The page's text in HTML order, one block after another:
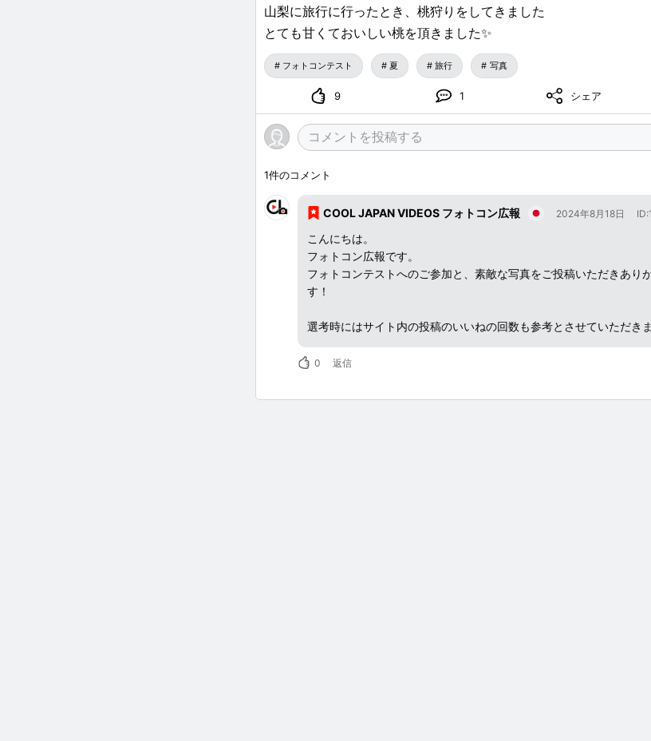
山梨に旅行に行ったとき、桃狩りをしてきました
とても甘くておいしい桃を頂きました✨️
フォトコンテスト 夏 旅行 写真
9 1 シェア
1件のコメント
COOL JAPAN VIDEOS フォトコン広報 2024年8月18日 ID:1
こんにちは。
フォトコン広報です。
フォトコンテストへのご参加と、素敵な写真をご投稿いただきあり
す！
選考時にはサイト内の投稿のいいねの回数も参考とさせていただき
試しください。
VIDEOS内での露出も増えます。 また、他のユーザーをフォローし
0 返信